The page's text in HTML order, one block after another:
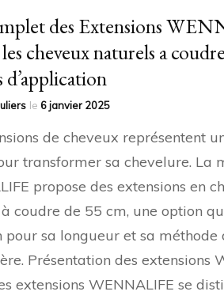
des Extensions
les cheveux naturels a
d’application
le 6 janvier 2025
de cheveux représentent
transformer sa chevelure. La
propose des extensions en
coudre de 55 cm, une option
pour sa longueur et sa méthode
Présentation des extensions
extensions WENNALIFE se